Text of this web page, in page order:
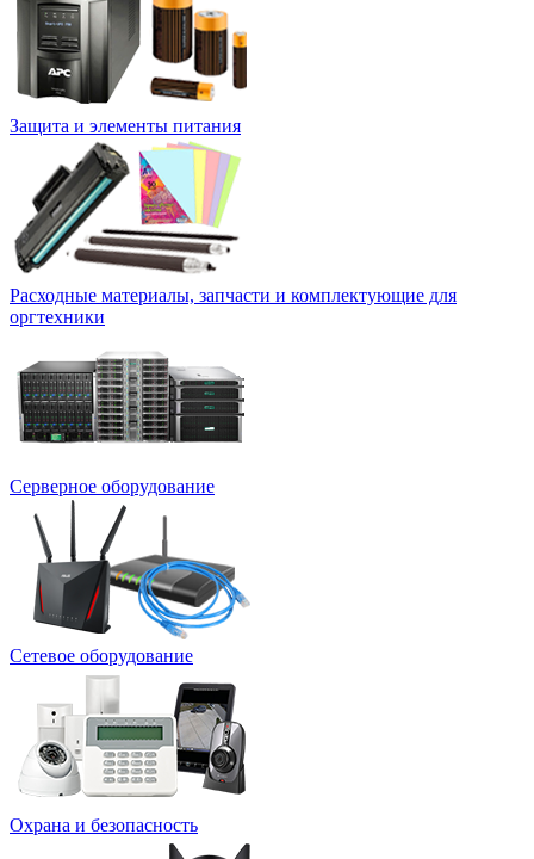
Защита и элементы питания
Расходные материалы, запчасти и комплектующие для
оргтехники
Серверное оборудование
Сетевое оборудование
Охрана и безопасность